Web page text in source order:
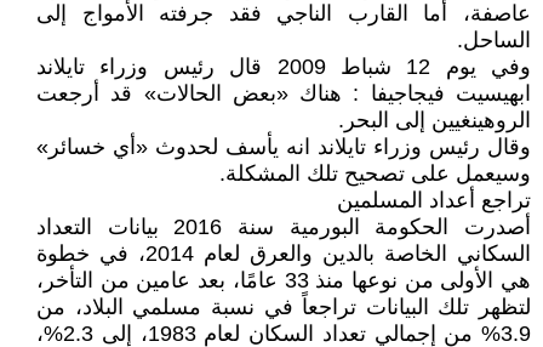
عاصفة، أما القارب الناجي فقد جرفته الأمواج إلى
الساحل.
وفي يوم 12 شباط 2009 قال رئيس وزراء تايلاند
ابهيسيت فيجاجيفا : هناك «بعض الحالات» قد أرجعت
الروهينغيين إلى البحر.
وقال رئيس وزراء تايلاند انه يأسف لحدوث «أي خسائر»
وسيعمل على تصحيح تلك المشكلة.
تراجع أعداد المسلمين
أصدرت الحكومة البورمية سنة 2016 بيانات التعداد
السكاني الخاصة بالدين والعرق لعام 2014، في خطوة
هي الأولى من نوعها منذ 33 عامًا، بعد عامين من التأخر،
لتظهر تلك البيانات تراجعاً في نسبة مسلمي البلاد، من
3.9% من إجمالي تعداد السكان لعام 1983، إلى 2.3%،